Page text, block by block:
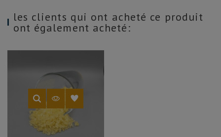
les clients qui ont acheté ce produit
ont également acheté: